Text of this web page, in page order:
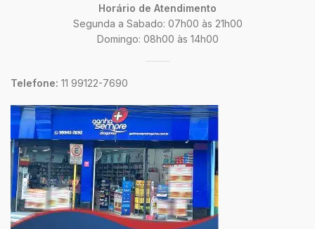
Horário de Atendimento
Segunda a Sabado: 07h00 às 21h00
Domingo: 08h00 às 14h00
Telefone: 11 99122-7690